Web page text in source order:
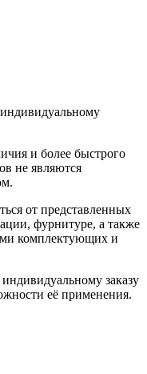
и более быстрого
не являются
от представленных
фурнитуре, а также
комплектующих и
заказу
её применения.